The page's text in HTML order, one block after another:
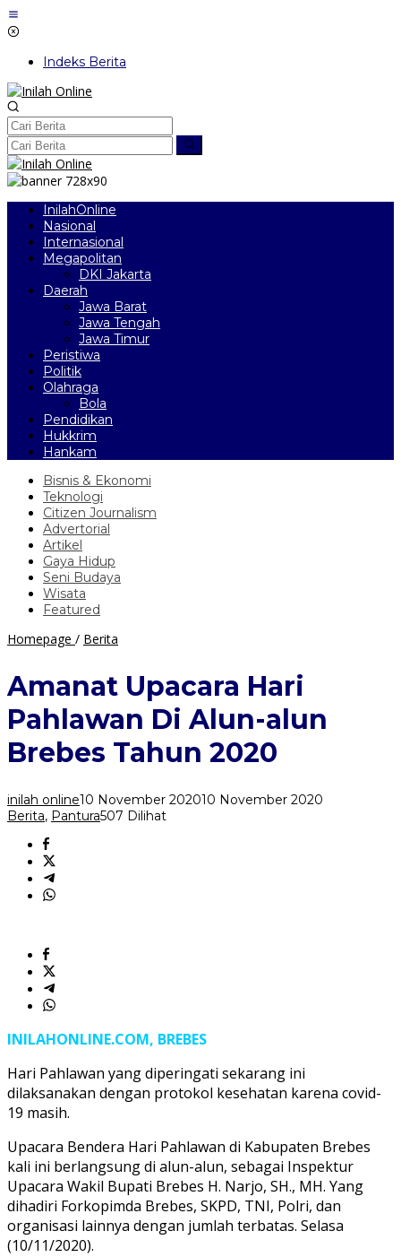
Lewati
ke
Indeks Berita
InilahOnline
Nasional
Internasional
Megapolitan
DKI Jakarta
Daerah
Jawa Barat
Jawa Tengah
Jawa Timur
Peristiwa
Politik
Olahraga
Bola
Pendidikan
Hukkrim
Hankam
Bisnis & Ekonomi
Teknologi
Citizen Journalism
Advertorial
Artikel
Gaya Hidup
Seni Budaya
Wisata
Featured
Homepage / Berita
Hari
Pahlawan
Alun-
alun
Brebes
2020
Amanat Upacara Hari
Pahlawan Di Alun-alun
Brebes Tahun 2020
inilah online10 November 202010 November 2020
Berita, Pantura507 Dilihat
INILAHONLINE.COM, BREBES
Hari Pahlawan yang diperingati sekarang ini
dilaksanakan dengan protokol kesehatan karena covid-
19 masih.
Upacara Bendera Hari Pahlawan di Kabupaten Brebes
kali ini berlangsung di alun-alun, sebagai Inspektur
Upacara Wakil Bupati Brebes H. Narjo, SH., MH. Yang
dihadiri Forkopimda Brebes, SKPD, TNI, Polri, dan
organisasi lainnya dengan jumlah terbatas. Selasa
(10/11/2020).